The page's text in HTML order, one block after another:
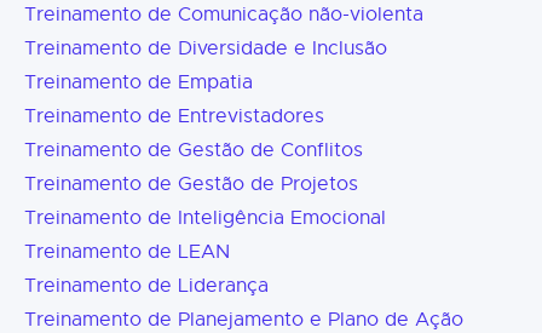
Treinamento de Comunicação não-violenta
Treinamento de Diversidade e Inclusão
Treinamento de Empatia
Treinamento de Entrevistadores
Treinamento de Gestão de Conflitos
Treinamento de Gestão de Projetos
Treinamento de Inteligência Emocional
Treinamento de LEAN
Treinamento de Liderança
Treinamento de Planejamento e Plano de Ação